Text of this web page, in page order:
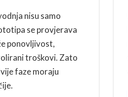
nisu samo
se provjerava
ponovljivost,
troškovi. Zato
faze moraju